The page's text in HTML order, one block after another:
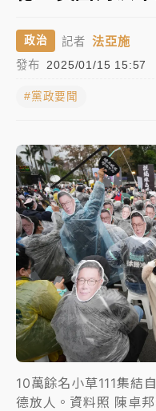
押庭
父親節泡湯了！中颱
暑假過三周才推「E
旅局回應了
中信慈善基金會想增
駁 理由曝光
故宮《龍藏經》特展
周六起展出延長至晚
台東農業處長涉圖利
押庭
父親節泡湯了！中颱
雨熱區曝
政治 記者 法亞施
發布 2025/01/15 15:57
#黨政要聞
10萬餘名小草111集結
德放人。資料照 陳卓